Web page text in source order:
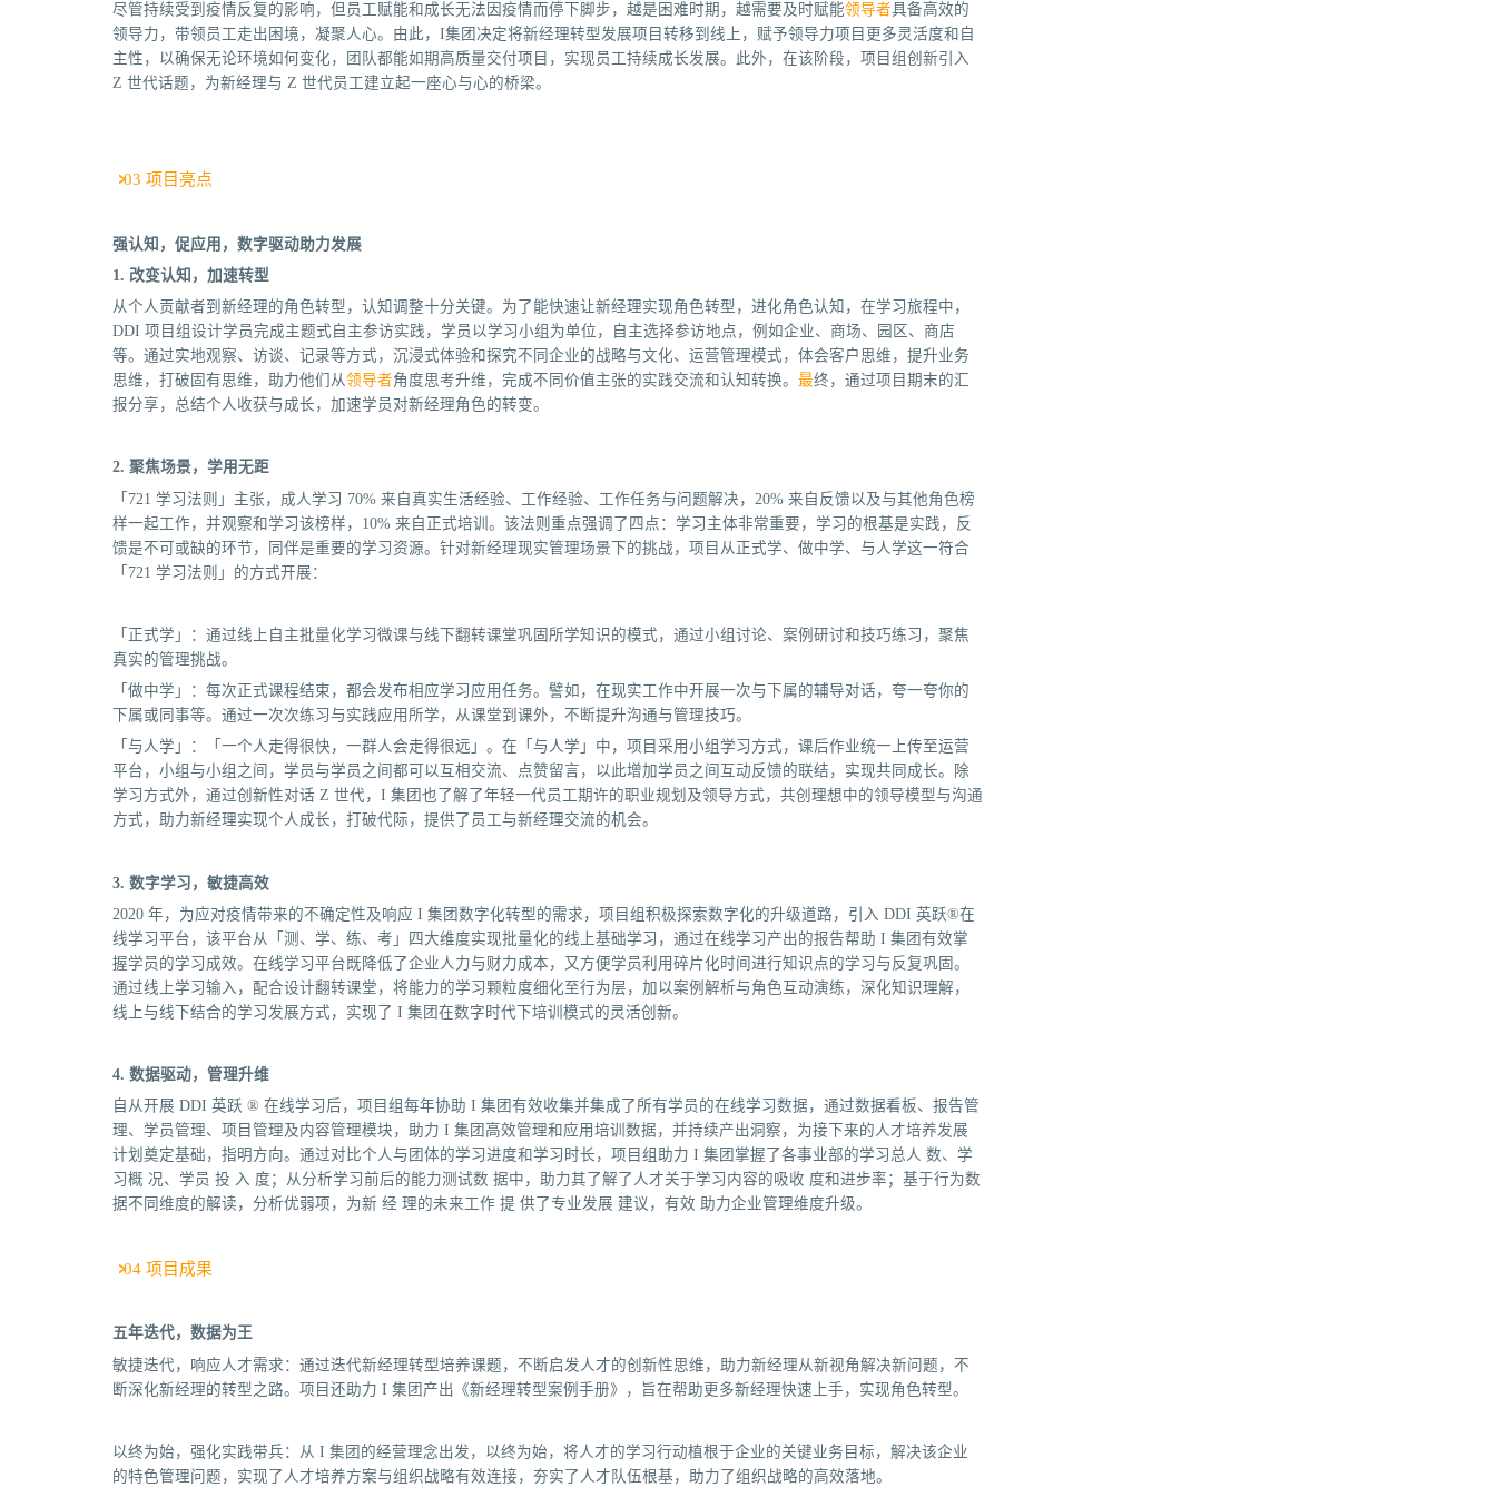
尽管持续受到疫情反复的影响，但员工赋能和成长无法因疫情而停下脚步，越是困难时期，越需要及时赋能领导者具备高效的
领导力，带领员工走出困境，凝聚人心。由此，I集团决定将新经理转型发展项目转移到线上，赋予领导力项目更多灵活度和自
主性，以确保无论环境如何变化，团队都能如期高质量交付项目，实现员工持续成长发展。此外，在该阶段，项目组创新引入
Z 世代话题，为新经理与 Z 世代员工建立起一座心与心的桥梁。
03 项目亮点
强认知，促应用，数字驱动助力发展
1. 改变认知，加速转型
从个人贡献者到新经理的角色转型，认知调整十分关键。为了能快速让新经理实现角色转型，进化角色认知，在学习旅程中，
DDI 项目组设计学员完成主题式自主参访实践，学员以学习小组为单位，自主选择参访地点，例如企业、商场、园区、商店
等。通过实地观察、访谈、记录等方式，沉浸式体验和探究不同企业的战略与文化、运营管理模式，体会客户思维，提升业务
思维，打破固有思维，助力他们从领导者角度思考升维，完成不同价值主张的实践交流和认知转换。 最终，通过项目期末的汇
报分享，总结个人收获与成长，加速学员对新经理角色的转变。
2. 聚焦场景，学用无距
「721 学习法则」主张，成人学习 70% 来自真实生活经验、工作经验、工作任务与问题解决，20% 来自反馈以及与其他角色榜
样一起工作，并观察和学习该榜样，10% 来自正式培训。该法则重点强调了四点：学习主体非常重要，学习的根基是实践，反
馈是不可或缺的环节，同伴是重要的学习资源。针对新经理现实管理场景下的挑战，项目从正式学、做中学、与人学这一符合
「721 学习法则」的方式开展：
「正式学」：通过线上自主批量化学习微课与线下翻转课堂巩固所学知识的模式，通过小组讨论、案例研讨和技巧练习，聚焦
真实的管理挑战。
「做中学」：每次正式课程结束，都会发布相应学习应用任务。譬如，在现实工作中开展一次与下属的辅导对话，夸一夸你的
下属或同事等。通过一次次练习与实践应用所学，从课堂到课外，不断提升沟通与管理技巧。
「与人学」：「一个人走得很快，一群人会走得很远」。在「与人学」中，项目采用小组学习方式，课后作业统一上传至运营
平台，小组与小组之间，学员与学员之间都可以互相交流、点赞留言，以此增加学员之间互动反馈的联结，实现共同成长。除
学习方式外，通过创新性对话 Z 世代，I 集团也了解了年轻一代员工期许的职业规划及领导方式，共创理想中的领导模型与沟通
方式，助力新经理实现个人成长，打破代际，提供了员工与新经理交流的机会。
3. 数字学习，敏捷高效
2020 年，为应对疫情带来的不确定性及响应 I 集团数字化转型的需求，项目组积极探索数字化的升级道路，引入 DDI 英跃®在
线学习平台，该平台从「测、学、练、考」四大维度实现批量化的线上基础学习，通过在线学习产出的报告帮助 I 集团有效掌
握学员的学习成效。在线学习平台既降低了企业人力与财力成本，又方便学员利用碎片化时间进行知识点的学习与反复巩固。
通过线上学习输入，配合设计翻转课堂，将能力的学习颗粒度细化至行为层，加以案例解析与角色互动演练，深化知识理解，
线上与线下结合的学习发展方式，实现了 I 集团在数字时代下培训模式的灵活创新。
4. 数据驱动，管理升维
自从开展 DDI 英跃 ® 在线学习后，项目组每年协助 I 集团有效收集并集成了所有学员的在线学习数据，通过数据看板、报告管
理、学员管理、项目管理及内容管理模块，助力 I 集团高效管理和应用培训数据，并持续产出洞察，为接下来的人才培养发展
计划奠定基础，指明方向。通过对比个人与团体的学习进度和学习时长，项目组助力 I 集团掌握了各事业部的学习总人 数、学
习概 况、学员 投 入 度；从分析学习前后的能力测试数 据中，助力其了解了人才关于学习内容的吸收 度和进步率；基于行为数
据不同维度的解读，分析优弱项，为新 经 理的未来工作 提 供了专业发展 建议，有效 助力企业管理维度升级。
04 项目成果
五年迭代，数据为王
敏捷迭代，响应人才需求：通过迭代新经理转型培养课题，不断启发人才的创新性思维，助力新经理从新视角解决新问题，不
断深化新经理的转型之路。项目还助力 I 集团产出《新经理转型案例手册》，旨在帮助更多新经理快速上手，实现角色转型。
以终为始，强化实践带兵：从 I 集团的经营理念出发，以终为始，将人才的学习行动植根于企业的关键业务目标，解决该企业
的特色管理问题，实现了人才培养方案与组织战略有效连接，夯实了人才队伍根基，助力了组织战略的高效落地。